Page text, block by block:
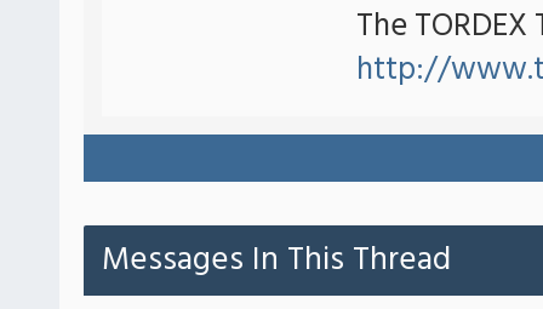
The TORDEX
http://
Messages In This Thread